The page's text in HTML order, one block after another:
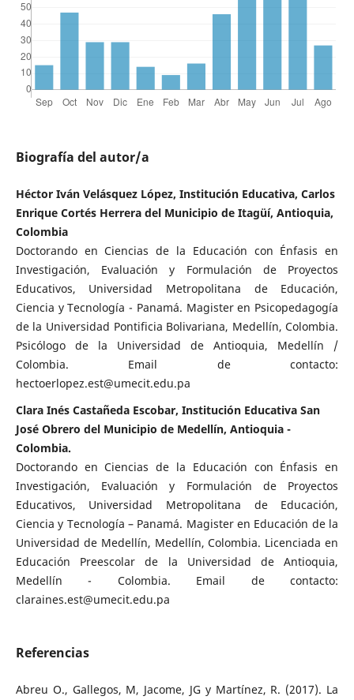
Biografía del autor/a
Héctor Iván Velásquez López, Institución Educativa, Carlos
Enrique Cortés Herrera del Municipio de Itagüí, Antioquia,
Colombia
Doctorando en Ciencias de la Educación con Énfasis en
Investigación, Evaluación y Formulación de Proyectos
Educativos, Universidad Metropolitana de Educación,
Ciencia y Tecnología - Panamá. Magister en Psicopedagogía
de la Universidad Pontificia Bolivariana, Medellín, Colombia.
Psicólogo de la Universidad de Antioquia, Medellín /
Colombia. Email de contacto:
hectoerlopez.est@umecit.edu.pa
Clara Inés Castañeda Escobar, Institución Educativa San
José Obrero del Municipio de Medellín, Antioquia -
Colombia.
Doctorando en Ciencias de la Educación con Énfasis en
Investigación, Evaluación y Formulación de Proyectos
Educativos, Universidad Metropolitana de Educación,
Ciencia y Tecnología – Panamá. Magister en Educación de la
Universidad de Medellín, Medellín, Colombia. Licenciada en
Educación Preescolar de la Universidad de Antioquia,
Medellín - Colombia. Email de contacto:
claraines.est@umecit.edu.pa
Referencias
Abreu O., Gallegos, M, Jacome, JG y Martínez, R. (2017). La